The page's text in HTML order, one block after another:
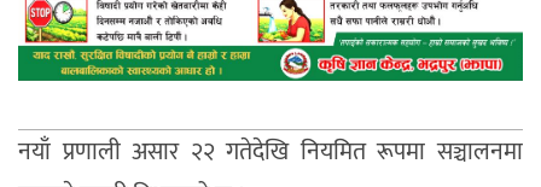
नयाँ प्रणाली असार २२ गतेदेखि नियमित रूपमा सञ्चालनमा